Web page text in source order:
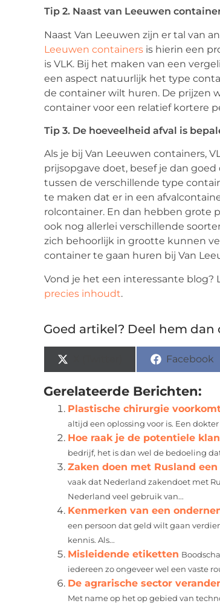
Tip 2. Naast van Leeuwen
Naast Van Leeuwen zijn er tal van
Leeuwen containers is hierin een
is VLK. Bij het maken van een
een aspect natuurlijk het type
de container wilt huren. De prijzen
container voor een relatief kortere
Tip 3. De hoeveelheid afval is
Als je bij Van Leeuwen containers,
prijsopgave doet, besef je dan
tussen de verschillende type
te maken dat er in een
rolcontainer. En dan hebben grote
ook nog allerlei verschillende
zich behoorlijk in grootte kunnen
container te gaan huren bij Van
Vond je het een interessante blog?
precies inhoudt.
Goed artikel? Deel hem dan
Facebook
Gerelateerde Berichten:
Plastische chirurgie
altijd een oplossing voor is. Een
Hoe raak je de potentiele
bedrijf, het is dan wel de bedoeling
Zaken doen met Rusland
vaak dat Nederland zakendoet met
Nederland veel gebruik van...
Kenmerken van een
een persoon dat geld wilt gaan
kennis. Als...
Misleidende etiketten
iedereen zo ongeveer wel een vaste
De agrarische sector
Met name op het op gebied van